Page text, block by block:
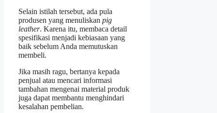
Selain istilah tersebut, ada pula
produsen yang menuliskan pig
leather. Karena itu, membaca detail
spesifikasi menjadi kebiasaan yang
baik sebelum Anda memutuskan
membeli.
Jika masih ragu, bertanya kepada
penjual atau mencari informasi
tambahan mengenai material produk
juga dapat membantu menghindari
kesalahan pembelian.